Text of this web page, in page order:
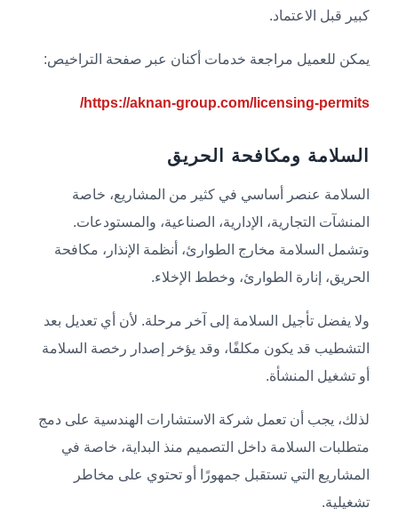
كبير قبل الاعتماد.
يمكن للعميل مراجعة خدمات أكنان عبر صفحة التراخيص:
https://aknan-group.com/licensing-permits/
السلامة ومكافحة الحريق
السلامة عنصر أساسي في كثير من المشاريع، خاصة
المنشآت التجارية، الإدارية، الصناعية، والمستودعات.
وتشمل السلامة مخارج الطوارئ، أنظمة الإنذار، مكافحة
الحريق، إنارة الطوارئ، وخطط الإخلاء.
ولا يفضل تأجيل السلامة إلى آخر مرحلة. لأن أي تعديل بعد
التشطيب قد يكون مكلفًا، وقد يؤخر إصدار رخصة السلامة
أو تشغيل المنشأة.
لذلك، يجب أن تعمل شركة الاستشارات الهندسية على دمج
متطلبات السلامة داخل التصميم منذ البداية، خاصة في
المشاريع التي تستقبل جمهورًا أو تحتوي على مخاطر
تشغيلية.